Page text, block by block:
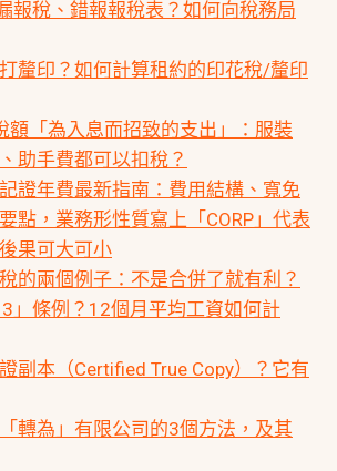
報稅、錯報報稅表？如何向稅務局
釐印？如何計算租約的印花稅/釐印
額「為入息而招致的支出」：服裝
助手費都可以扣稅？
證年費最新指南：費用結構、寬免
點，業務形性質寫上「CORP」代表
果可大可小
的兩個例子：不是合併了就有利？
」條例？12個月平均工資如何計
副本（Certified True Copy）？它有
轉為」有限公司的3個方法，及其